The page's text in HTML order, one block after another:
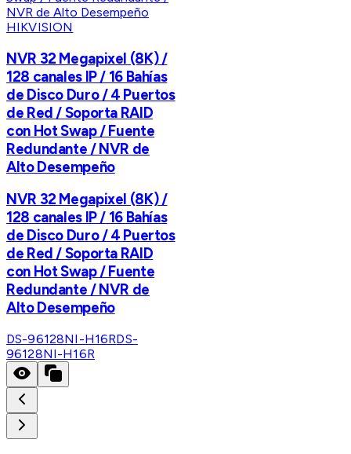
HIKVISION
NVR 32 Megapixel (8K) /
128 canales IP / 16 Bahías
de Disco Duro / 4 Puertos
de Red / Soporta RAID
con Hot Swap / Fuente
Redundante / NVR de
Alto Desempeño
NVR 32 Megapixel (8K) /
128 canales IP / 16 Bahías
de Disco Duro / 4 Puertos
de Red / Soporta RAID
con Hot Swap / Fuente
Redundante / NVR de
Alto Desempeño
DS-96128NI-H16RDS-
96128NI-H16R